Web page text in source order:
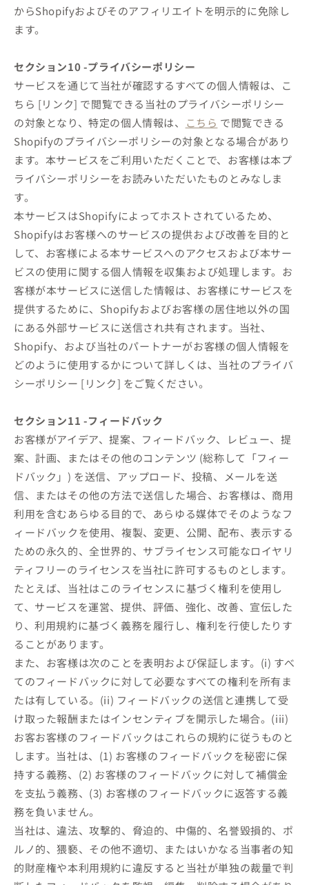
からShopifyおよびそのアフィリエイトを明示的に免除し
ます。
セクション10 -プライバシーポリシー
サービスを通じて当社が確認するすべての個人情報は、こ
ちら [リンク] で閲覧できる当社のプライバシーポリシー
の対象となり、特定の個人情報は、
こちら で閲覧できる
Shopifyのプライバシーポリシーの対象となる場合があり
ます。本サービスをご利用いただくことで、お客様は本プ
ライバシーポリシーをお読みいただいたものとみなしま
す。
本サービスはShopifyによってホストされているため、
Shopifyはお客様へのサービスの提供および改善を目的と
して、お客様による本サービスへのアクセスおよび本サー
ビスの使用に関する個人情報を収集および処理します。お
客様が本サービスに送信した情報は、お客様にサービスを
提供するために、Shopifyおよびお客様の居住地以外の国
にある外部サービスに送信され共有されます。当社、
Shopify、および当社のパートナーがお客様の個人情報を
どのように使用するかについて詳しくは、当社のプライバ
シーポリシー [リンク] をご覧ください。
セクション11 -フィードバック
お客様がアイデア、提案、フィードバック、レビュー、提
案、計画、またはその他のコンテンツ (総称して「フィー
ドバック」) を送信、アップロード、投稿、メールを送
信、またはその他の方法で送信した場合、お客様は、商用
利用を含むあらゆる目的で、あらゆる媒体でそのようなフ
ィードバックを使用、複製、変更、公開、配布、表示する
ための永久的、全世界的、サブライセンス可能なロイヤリ
ティフリーのライセンスを当社に許可するものとします。
たとえば、当社はこのライセンスに基づく権利を使用し
て、サービスを運営、提供、評価、強化、改善、宣伝した
り、利用規約に基づく義務を履行し、権利を行使したりす
ることがあります。
また、お客様は次のことを表明および保証します。(i) すべ
てのフィードバックに対して必要なすべての権利を所有ま
たは有している。(ii) フィードバックの送信と連携して受
け取った報酬またはインセンティブを開示した場合。(iii)
お客お客様のフィードバックはこれらの規約に従うものと
します。当社は、(1) お客様のフィードバックを秘密に保
持する義務、(2) お客様のフィードバックに対して補償金
を支払う義務、(3) お客様のフィードバックに返答する義
務を負いません。
当社は、違法、攻撃的、脅迫的、中傷的、名誉毀損的、ポ
ルノ的、猥褻、その他不適切、またはいかなる当事者の知
的財産権や本利用規約に違反すると当社が単独の裁量で判